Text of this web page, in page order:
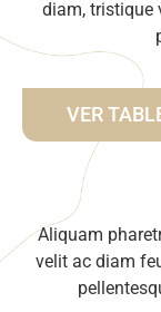
diam, tristique
VER
Aliquam
velit ac diam